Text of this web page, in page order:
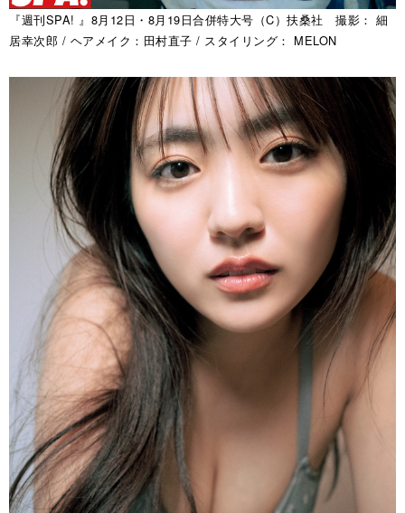
『週刊SPA! 』8月12日・8月19日合併特大号（C）扶桑社 撮影： 細
居幸次郎 / ヘアメイク：田村直子 / スタイリング： MELON